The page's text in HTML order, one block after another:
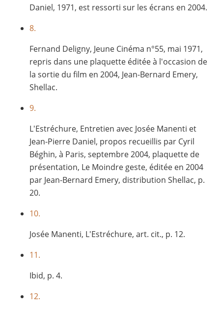
Daniel, 1971, est ressorti sur les écrans en 2004.
8.
Fernand Deligny, Jeune Cinéma n°55, mai 1971,
repris dans une plaquette éditée à l'occasion de
la sortie du film en 2004, Jean-Bernard Emery,
Shellac.
9.
L'Estréchure, Entretien avec Josée Manenti et
Jean-Pierre Daniel, propos recueillis par Cyril
Béghin, à Paris, septembre 2004, plaquette de
présentation, Le Moindre geste, éditée en 2004
par Jean-Bernard Emery, distribution Shellac, p.
20.
10.
Josée Manenti, L'Estréchure, art. cit., p. 12.
11.
Ibid, p. 4.
12.